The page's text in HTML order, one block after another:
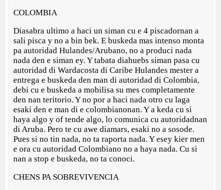
COLOMBIA
Diasabra ultimo a haci un siman cu e 4 piscadornan a
sali pisca y no a bin bek. E buskeda mas intenso monta
pa autoridad Hulandes/Arubano, no a produci nada
nada den e siman ey. Y tabata diahuebs siman pasa cu
autoridad di Wardacosta di Caribe Hulandes mester a
entrega e buskeda den man di autoridad di Colombia,
debi cu e buskeda a mobilisa su mes completamente
den nan teritorio. Y no por a haci nada otro cu laga
esaki den e man di e colombianonan. Y a keda cu si
haya algo y of tende algo, lo comunica cu autoridadnan
di Aruba. Pero te cu awe diamars, esaki no a sosode.
Pues si no tin nada, no ta raporta nada. Y esey kier men
e ora cu autoridad Colombiano no a haya nada. Cu si
nan a stop e buskeda, no ta conoci.
CHENS PA SOBREVIVENCIA